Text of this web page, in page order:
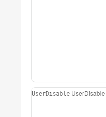
UserDisable UserDisable